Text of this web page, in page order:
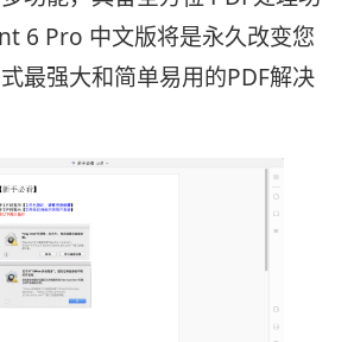
6 Pro 中文版将是永久改变您
最强大和简单易用的PDF解决